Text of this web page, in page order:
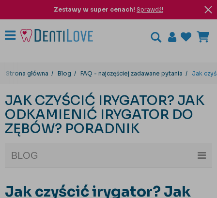
Zestawy w super cenach! Sprawdź!
Strona główna Blog FAQ - najczęściej zadawane pytania Jak
JAK CZYŚCIĆ IRYGATOR? JAK
ODKAMIENIĆ IRYGATOR DO
ZĘBÓW? PORADNIK
BLOG
Jak czyścić irygator? Jak